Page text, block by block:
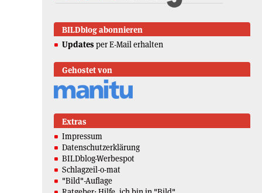
BILDblog abonnieren
Updates per E-Mail erhalten
Gehostet von
Extras
Impressum
Datenschutzerklärung
BILDblog-Werbespot
Schlagzeil-o-mat
"Bild"-Auflage